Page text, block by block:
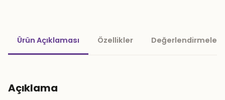
Ürün Açıklaması Özellikler Değerlendirmeler
Açıklama